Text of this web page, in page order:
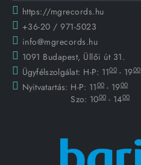
https://mgrecords.hu
+36-20 / 971-5023
info@mgrecords.hu
1091 Budapest, Üllői út 31.
Ügyfélszolgálat: H-P: 1100 - 1900
Nyitvatartás: H-P: 1100 - 1900
Szo: 1000 - 1400